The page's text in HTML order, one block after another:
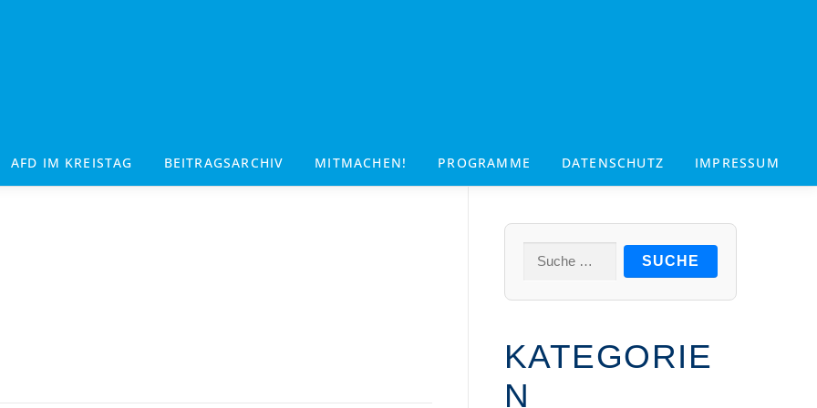
AFD IM KREISTAG BEITRAGSARCHIV MITMACHEN! PROGRAMME DATENSCHUTZ IMPRESSUM
Suche
KATEGORIE
N